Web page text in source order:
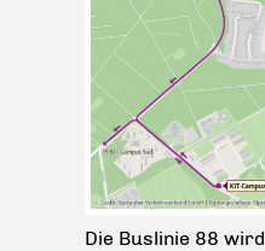
Die Buslinie 88